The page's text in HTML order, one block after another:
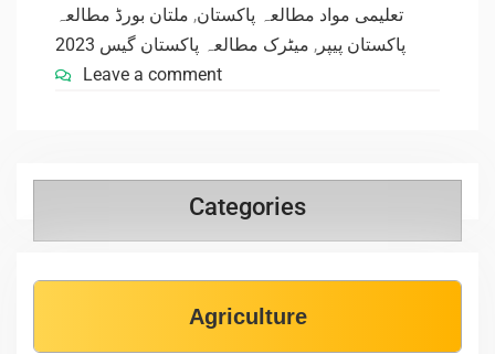
تعلیمی مواد مطالعہ پاکستان, ملتان بورڈ مطالعہ
پاکستان پیپر , میٹرک مطالعہ پاکستان گیس 2023
Leave a comment
Categories
Agriculture